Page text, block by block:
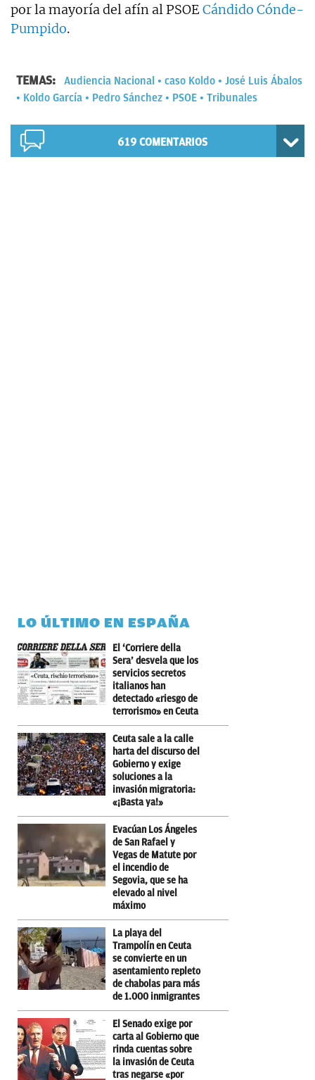
por la mayoría del afín al PSOECándido Cónde-
Pumpido.
TEMAS: Audiencia Nacional caso Koldo
José Luis Ábalos
Koldo García
Pedro Sánchez PSOE Tribunales
619 COMENTARIOS
LO ÚLTIMO EN ESPAÑA
El ‘Corriere della
Sera’ desvela que los
servicios secretos
italianos han
detectado «riesgo de
terrorismo» en Ceuta
Ceuta sale a la calle
harta del discurso del
Gobierno y exige
soluciones a la
invasión migratoria:
«¡Basta ya!»
Evacúan Los Ángeles
de San Rafael y
Vegas de Matute por
el incendio de
Segovia, que se ha
elevado al nivel
máximo
La playa del
Trampolín en Ceuta
se convierte en un
asentamiento repleto
de chabolas para más
de 1.000 inmigrantes
El Senado exige por
carta al Gobierno que
rinda cuentas sobre
la invasión de Ceuta
tras negarse «por